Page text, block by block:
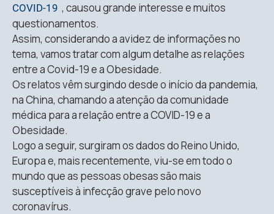
COVID-19 , causou grande interesse e muitos
questionamentos.
Assim, considerando a avidez de informações no
tema, vamos tratar com algum detalhe as relações
entre a Covid-19 e a Obesidade.
Os relatos vêm surgindo desde o início da pandemia,
na China, chamando a atenção da comunidade
médica para a relação entre a COVID-19 e a
Obesidade.
Logo a seguir, surgiram os dados do Reino Unido,
Europa e, mais recentemente, viu-se em todo o
mundo que as pessoas obesas são mais
susceptíveis à infecção grave pelo novo
coronavírus.